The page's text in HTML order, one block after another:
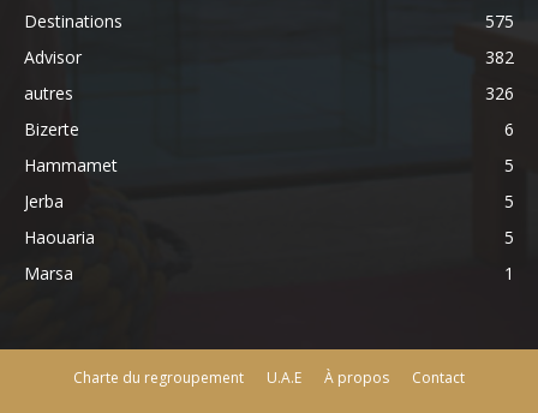
Destinations
575
Advisor
382
autres
326
Bizerte
6
Hammamet
5
Jerba
5
Haouaria
5
Marsa
1
Charte du regroupement U.A.E À propos Contact